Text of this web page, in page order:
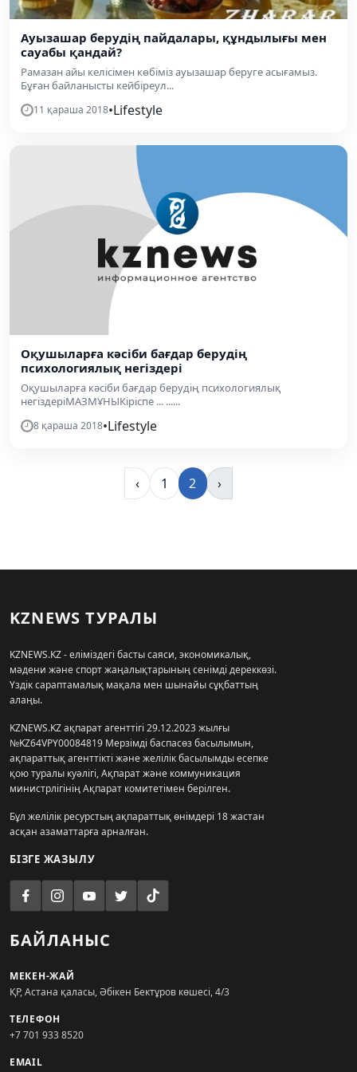
Ауызашар берудің пайдалары, құндылығы мен
сауабы қандай?
Рамазан айы келісімен көбіміз ауызашар беруге асығамыз.
Бұған байланысты кейбіреул...
11 қараша 2018•Lifestyle
Оқушыларға кәсіби бағдар берудің
психологиялық негіздері
Оқушыларға кәсіби бағдар берудің психологиялық
негіздеріМАЗМҰНЫКіріспе ... ......
8 қараша 2018•Lifestyle
‹ 1 2 ›
KZNEWS ТУРАЛЫ
KZNEWS.KZ - еліміздегі басты саяси, экономикалық,
мәдени және спорт жаңалықтарының сенімді дереккөзі.
Үздік сараптамалық мақала мен шынайы сұқбаттың
алаңы.
KZNEWS.KZ ақпарат агенттігі 29.12.2023 жылғы
№KZ64VPY00084819 Мерзімді баспасөз басылымын,
ақпараттық агенттікті және желілік басылымды есепке
қою туралы куәлігі, Ақпарат және коммуникация
министрлігінің Ақпарат комитетімен берілген.
Бұл желілік ресурстың ақпараттық өнімдері 18 жастан
асқан азаматтарға арналған.
БІЗГЕ ЖАЗЫЛУ
БАЙЛАНЫС
МЕКЕН-ЖАЙ
ҚР, Астана қаласы, Әбікен Бектұров көшесі, 4/3
ТЕЛЕФОН
+7 701 933 8520
EMAIL